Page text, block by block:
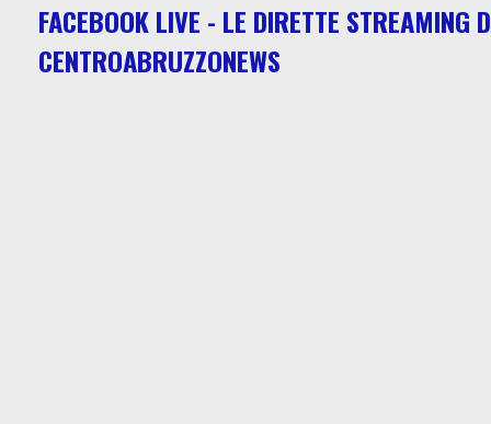
FACEBOOK LIVE - LE DIRETTE STREAMING
CENTROABRUZZONEWS